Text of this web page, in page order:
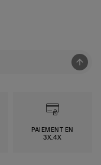
PAIEMENT EN
3X,4X